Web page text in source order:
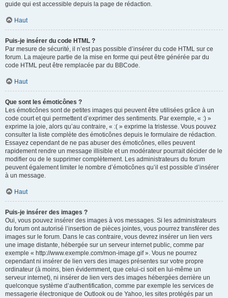
guide qui est accessible depuis la page de rédaction.
Haut
Puis-je insérer du code HTML ?
Par mesure de sécurité, il n’est pas possible d’insérer du code HTML sur ce
forum. La majeure partie de la mise en forme qui peut être générée par du
code HTML peut être remplacée par du BBCode.
Haut
Que sont les émoticônes ?
Les émoticônes sont de petites images qui peuvent être utilisées grâce à un
code court et qui permettent d’exprimer des sentiments. Par exemple, « :) »
exprime la joie, alors qu’au contraire, « :( » exprime la tristesse. Vous pouvez
consulter la liste complète des émoticônes depuis le formulaire de rédaction.
Essayez cependant de ne pas abuser des émoticônes, elles peuvent
rapidement rendre un message illisible et un modérateur pourrait décider de le
modifier ou de le supprimer complètement. Les administrateurs du forum
peuvent également limiter le nombre d’émoticônes qu’il est possible d’insérer
à un message.
Haut
Puis-je insérer des images ?
Oui, vous pouvez insérer des images à vos messages. Si les administrateurs
du forum ont autorisé l’insertion de pièces jointes, vous pourrez transférer des
images sur le forum. Dans le cas contraire, vous devrez insérer un lien vers
une image distante, hébergée sur un serveur internet public, comme par
exemple « http://www.exemple.com/mon-image.gif ». Vous ne pourrez
cependant ni insérer de lien vers des images présentes sur votre propre
ordinateur (à moins, bien évidemment, que celui-ci soit en lui-même un
serveur internet), ni insérer de lien vers des images hébergées derrière un
quelconque système d’authentification, comme par exemple les services de
messagerie électronique de Outlook ou de Yahoo, les sites protégés par un